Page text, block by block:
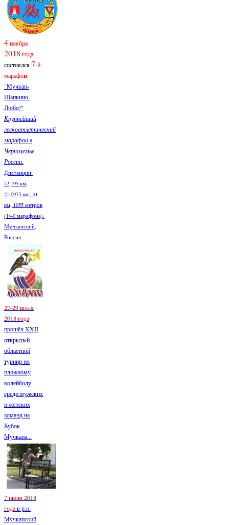
4ноября
2018 года
состоялся7-й
марафон
"Мучкап-
Шапкино-
Любо!"
Крупнейший
легкоатлетический
марафон в
Черноземье
России.
Дистанции:
42,195 км,
21,0975 км, 10
км, 1055 метров
(1/40 марафона).
Мучкапский,
Россия
27-29 июля
2018 года
прошёл XXII
открытый
областной
турнир по
пляжному
волейболу
среди мужских
и женских
команд на
Кубок
Мучкапа...
7 июля 2018
годав р.п.
Мучкапский